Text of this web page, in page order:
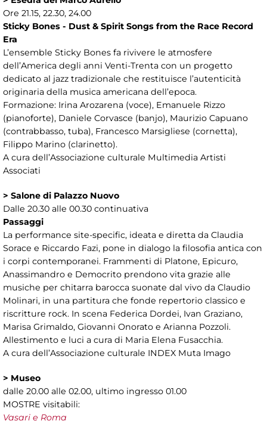
Ore 21.15, 22.30, 24.00
Sticky Bones - Dust & Spirit Songs from the Race Record
Era
L’ensemble Sticky Bones fa rivivere le atmosfere
dell’America degli anni Venti-Trenta con un progetto
dedicato al jazz tradizionale che restituisce l’autenticità
originaria della musica americana dell’epoca.
Formazione: Irina Arozarena (voce), Emanuele Rizzo
(pianoforte), Daniele Corvasce (banjo), Maurizio Capuano
(contrabbasso, tuba), Francesco Marsigliese (cornetta),
Filippo Marino (clarinetto).
A cura dell’Associazione culturale Multimedia Artisti
Associati
> Salone di Palazzo Nuovo
Dalle 20.30 alle 00.30 continuativa
Passaggi
La performance site-specific, ideata e diretta da Claudia
Sorace e Riccardo Fazi, pone in dialogo la filosofia antica con
i corpi contemporanei. Frammenti di Platone, Epicuro,
Anassimandro e Democrito prendono vita grazie alle
musiche per chitarra barocca suonate dal vivo da Claudio
Molinari, in una partitura che fonde repertorio classico e
riscritture rock. In scena Federica Dordei, Ivan Graziano,
Marisa Grimaldo, Giovanni Onorato e Arianna Pozzoli.
Allestimento e luci a cura di Maria Elena Fusacchia.
A cura dell’Associazione culturale INDEX Muta Imago
> Museo
dalle 20.00 alle 02.00, ultimo ingresso 01.00
MOSTRE visitabili:
Vasari e Roma